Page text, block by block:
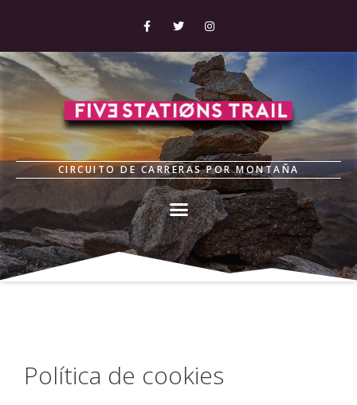
CIRCUITO DE CARRERAS POR MONTAÑA
Política de cookies